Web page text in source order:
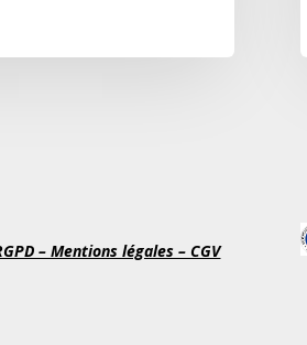
– Mentions légales – CGV